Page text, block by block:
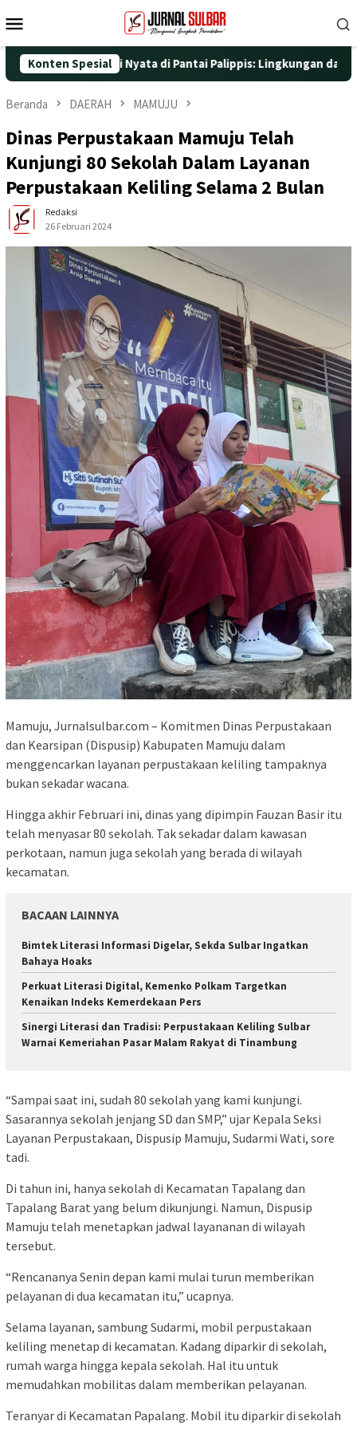
ke
Mobile
Konten Spesial
Aksi Nyata di Pantai Palippis: Lingkungan dan Kesehatan
Beranda DAERAH MAMUJU
Dinas Perpustakaan Mamuju Telah
Kunjungi 80 Sekolah Dalam Layanan
Perpustakaan Keliling Selama 2 Bulan
Redaksi
26 Februari 2024
Mamuju, Jurnalsulbar.com – Komitmen Dinas Perpustakaan
dan Kearsipan (Dispusip) Kabupaten Mamuju dalam
menggencarkan layanan perpustakaan keliling tampaknya
bukan sekadar wacana.
Hingga akhir Februari ini, dinas yang dipimpin Fauzan Basir itu
telah menyasar 80 sekolah. Tak sekadar dalam kawasan
perkotaan, namun juga sekolah yang berada di wilayah
kecamatan.
BACAAN LAINNYA
Bimtek Literasi Informasi Digelar, Sekda Sulbar Ingatkan
Bahaya Hoaks
Perkuat Literasi Digital, Kemenko Polkam Targetkan
Kenaikan Indeks Kemerdekaan Pers
Sinergi Literasi dan Tradisi: Perpustakaan Keliling Sulbar
Warnai Kemeriahan Pasar Malam Rakyat di Tinambung
“Sampai saat ini, sudah 80 sekolah yang kami kunjungi.
Sasarannya sekolah jenjang SD dan SMP,” ujar Kepala Seksi
Layanan Perpustakaan, Dispusip Mamuju, Sudarmi Wati, sore
tadi.
Di tahun ini, hanya sekolah di Kecamatan Tapalang dan
Tapalang Barat yang belum dikunjungi. Namun, Dispusip
Mamuju telah menetapkan jadwal layananan di wilayah
tersebut.
“Rencananya Senin depan kami mulai turun memberikan
pelayanan di dua kecamatan itu,” ucapnya.
Selama layanan, sambung Sudarmi, mobil perpustakaan
keliling menetap di kecamatan. Kadang diparkir di sekolah,
rumah warga hingga kepala sekolah. Hal itu untuk
memudahkan mobilitas dalam memberikan pelayanan.
Teranyar di Kecamatan Papalang. Mobil itu diparkir di sekolah